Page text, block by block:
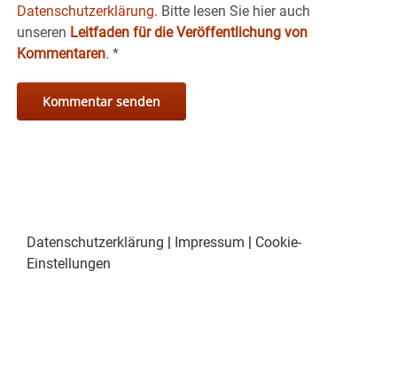
Datenschutzerklärung. Bitte lesen Sie hier auch
unseren Leitfaden für die Veröffentlichung von
Kommentaren. *
Datenschutzerklärung Impressum
Cookie-
Einstellungen